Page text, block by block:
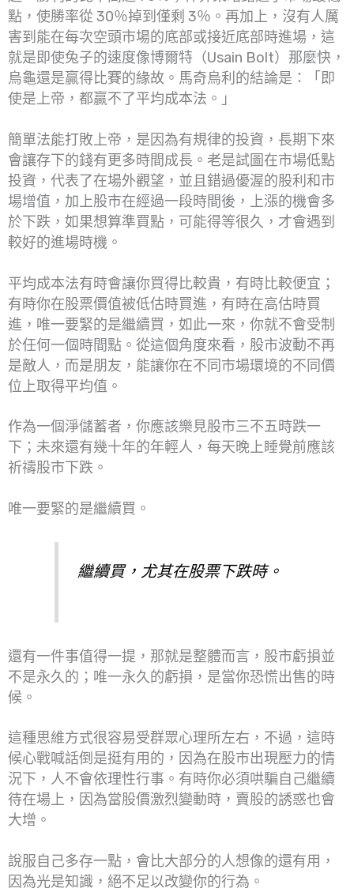
點，使勝率從 30％掉到僅剩 3％。再加上，沒有人厲
害到能在每次空頭市場的底部或接近底部時進場，這
就是即使兔子的速度像博爾特（Usain Bolt）那麼快，
烏龜還是贏得比賽的緣故。馬奇烏利的結論是：「即
使是上帝，都贏不了平均成本法。」
簡單法能打敗上帝，是因為有規律的投資，長期下來
會讓存下的錢有更多時間成長。老是試圖在市場低點
投資，代表了在場外觀望，並且錯過優渥的股利和市
場增值，加上股市在經過一段時間後，上漲的機會多
於下跌，如果想算準買點，可能得等很久，才會遇到
較好的進場時機。
平均成本法有時會讓你買得比較貴，有時比較便宜；
有時你在股票價值被低估時買進，有時在高估時買
進，唯一要緊的是繼續買，如此一來，你就不會受制
於任何一個時間點。從這個角度來看，股市波動不再
是敵人，而是朋友，能讓你在不同市場環境的不同價
位上取得平均值。
作為一個淨儲蓄者，你應該樂見股市三不五時跌一
下；未來還有幾十年的年輕人，每天晚上睡覺前應該
祈禱股市下跌。
唯一要緊的是繼續買。
繼續買，尤其在股票下跌時。
還有一件事值得一提，那就是整體而言，股市虧損並
不是永久的；唯一永久的虧損，是當你恐慌出售的時
候。
這種思維方式很容易受群眾心理所左右，不過，這時
候心戰喊話倒是挺有用的，因為在股市出現壓力的情
況下，人不會依理性行事。有時你必須哄騙自己繼續
待在場上，因為當股價激烈變動時，賣股的誘惑也會
大增。
說服自己多存一點，會比大部分的人想像的還有用，
因為光是知識，絕不足以改變你的行為。